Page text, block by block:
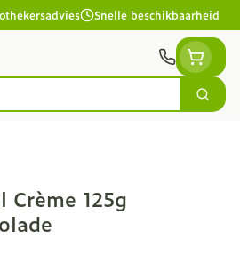
Snelle beschikbaarheid
Zoek
Crème 125g